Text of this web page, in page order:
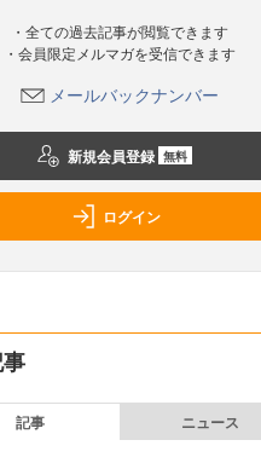
・全ての過去記事が閲覧できます
・会員限定メルマガを受信できます
メールバックナンバー
新規会員登録 無料
ログイン
記事 ニュース